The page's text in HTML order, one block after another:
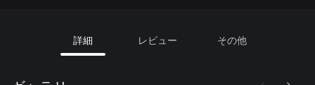
詳細 レビュー その他